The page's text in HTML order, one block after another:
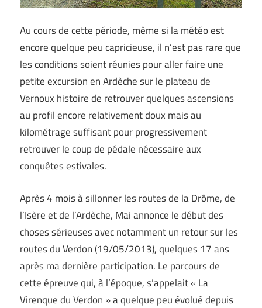
Au cours de cette période, même si la météo est
encore quelque peu capricieuse, il n’est pas rare que
les conditions soient réunies pour aller faire une
petite excursion en Ardèche sur le plateau de
Vernoux histoire de retrouver quelques ascensions
au profil encore relativement doux mais au
kilométrage suffisant pour progressivement
retrouver le coup de pédale nécessaire aux
conquêtes estivales.
Après 4 mois à sillonner les routes de la Drôme, de
l’Isère et de l’Ardèche, Mai annonce le début des
choses sérieuses avec notamment un retour sur les
routes du Verdon (19/05/2013), quelques 17 ans
après ma dernière participation. Le parcours de
cette épreuve qui, à l’époque, s’appelait « La
Virenque du Verdon » a quelque peu évolué depuis